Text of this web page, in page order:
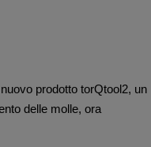
prodotto torQtool2, un
delle molle, ora